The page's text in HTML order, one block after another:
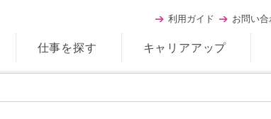
仕事を探す キャリアアップ
利用ガイド お問い合